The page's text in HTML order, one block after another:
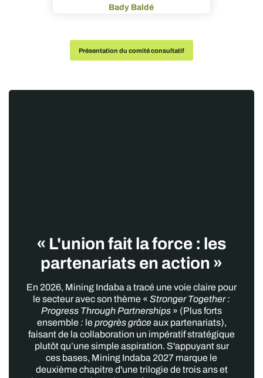
Bady Baldé
Présentation du comité consultatif
« L'union fait la force : les
partenariats en action »
En 2026, Mining Indaba a tracé une voie claire pour
le secteur avec son thème «Stronger Together :
Progress Through Partnerships» (Plus forts
ensemble: leprogrès grâceaux partenariats),
faisant de la collaboration un impératif stratégique
plutôt qu’une simple aspiration. S'appuyant sur
ces bases, Mining Indaba 2027 marque le
deuxième chapitre d'une trilogie de trois ans et